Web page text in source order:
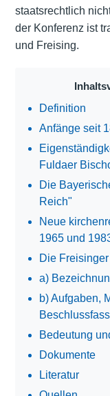
staatsrechtlich
der Konferenz ist
und Freising.
Definition
Anfänge seit
Fuldaer
Die
Reich"
Neue
1965 und
Die
a)
b) Aufgaben,
Bedeutung
Dokumente
Literatur